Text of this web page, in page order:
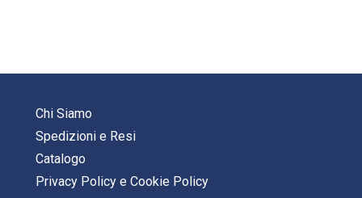
Chi Siamo
Spedizioni e Resi
Catalogo
Privacy Policy e Cookie Policy